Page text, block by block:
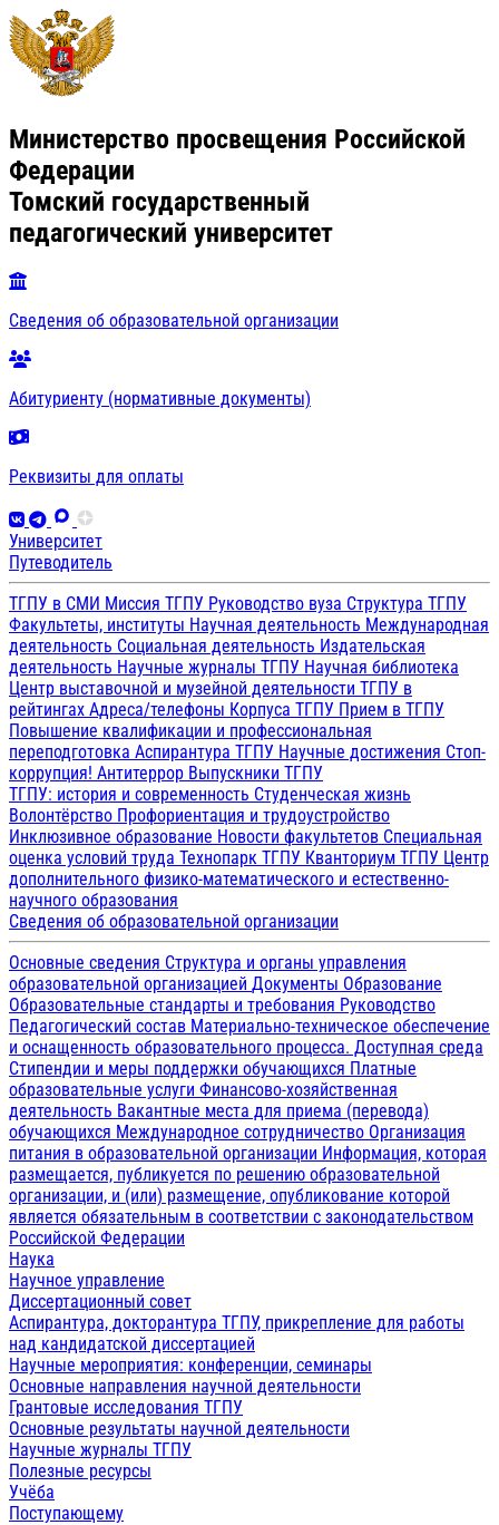
Министерство просвещения Российской
Федерации
Томский государственный
педагогический университет
Сведения об образовательной организации
Абитуриенту (нормативные документы)
Реквизиты для оплаты
Университет
Путеводитель
ТГПУ в СМИ Миссия ТГПУ Руководство вуза Структура ТГПУ
Факультеты, институты Научная деятельность Международная
деятельность Социальная деятельность Издательская
деятельность Научные журналы ТГПУ Научная библиотека
Центр выставочной и музейной деятельности ТГПУ в
рейтингах Адреса/телефоны Корпуса ТГПУ Прием в ТГПУ
Повышение квалификации и профессиональная
переподготовка Аспирантура ТГПУ Научные достижения Стоп-
коррупция! Антитеррор Выпускники ТГПУ
ТГПУ: история и современность Студенческая жизнь
Волонтёрство Профориентация и трудоустройство
Инклюзивное образование Новости факультетов Специальная
оценка условий труда Технопарк ТГПУ Кванториум ТГПУ Центр
дополнительного физико-математического и естественно-
научного образования
Сведения об образовательной организации
Основные сведения Структура и органы управления
образовательной организацией Документы Образование
Образовательные стандарты и требования Руководство
Педагогический состав Материально-техническое обеспечение
и оснащенность образовательного процесса. Доступная среда
Стипендии и меры поддержки обучающихся Платные
образовательные услуги Финансово-хозяйственная
деятельность Вакантные места для приема (перевода)
обучающихся Международное сотрудничество Организация
питания в образовательной организации Информация, которая
размещается, публикуется по решению образовательной
организации, и (или) размещение, опубликование которой
является обязательным в соответствии с законодательством
Российской Федерации
Наука
Научное управление
Диссертационный совет
Аспирантура, докторантура ТГПУ, прикрепление для работы
над кандидатской диссертацией
Научные мероприятия: конференции, семинары
Основные направления научной деятельности
Грантовые исследования ТГПУ
Основные результаты научной деятельности
Научные журналы ТГПУ
Полезные ресурсы
Учёба
Поступающему